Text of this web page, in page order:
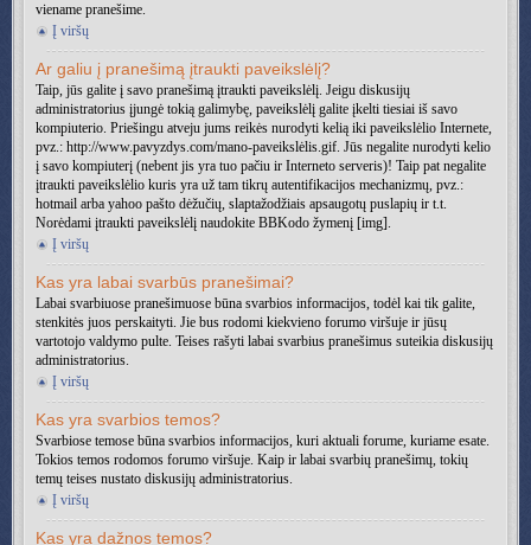
viename pranešime.
Į viršų
Ar galiu į pranešimą įtraukti paveikslėlį?
Taip, jūs galite į savo pranešimą įtraukti paveikslėlį. Jeigu diskusijų
administratorius įjungė tokią galimybę, paveikslėlį galite įkelti tiesiai iš savo
kompiuterio. Priešingu atveju jums reikės nurodyti kelią iki paveikslėlio Internete,
pvz.: http://www.pavyzdys.com/mano-paveikslėlis.gif. Jūs negalite nurodyti kelio
į savo kompiuterį (nebent jis yra tuo pačiu ir Interneto serveris)! Taip pat negalite
įtraukti paveikslėlio kuris yra už tam tikrų autentifikacijos mechanizmų, pvz.:
hotmail arba yahoo pašto dėžučių, slaptažodžiais apsaugotų puslapių ir t.t.
Norėdami įtraukti paveikslėlį naudokite BBKodo žymenį [img].
Į viršų
Kas yra labai svarbūs pranešimai?
Labai svarbiuose pranešimuose būna svarbios informacijos, todėl kai tik galite,
stenkitės juos perskaityti. Jie bus rodomi kiekvieno forumo viršuje ir jūsų
vartotojo valdymo pulte. Teises rašyti labai svarbius pranešimus suteikia diskusijų
administratorius.
Į viršų
Kas yra svarbios temos?
Svarbiose temose būna svarbios informacijos, kuri aktuali forume, kuriame esate.
Tokios temos rodomos forumo viršuje. Kaip ir labai svarbių pranešimų, tokių
temų teises nustato diskusijų administratorius.
Į viršų
Kas yra dažnos temos?